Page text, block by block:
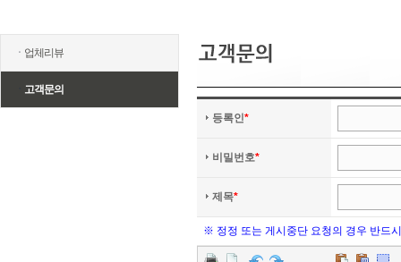
ㆍ 업체리뷰
고객문의
등록인*
비밀번호*
제목*
※ 정정 또는 게시중단 요청의 경우 반드